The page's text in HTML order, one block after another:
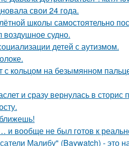
свои 24 года.
школы самостоятельно
воздушное судно.
детей с аутизмом.
кольцом на безымянном
и сразу вернулась в сторис
и вообще не был готов к
Малибу" (Baywatch) - это